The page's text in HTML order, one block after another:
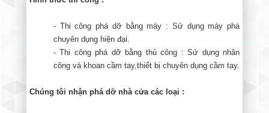
- Thi công phá dỡ bằng máy : Sử dụng máy phá
chuyên dụng hiện đại.
- Thi công phá dỡ bằng thủ công : Sử dụng nhân
công và khoan cầm tay,thiết bị chuyên dụng cầm tay.
Chúng tôi nhận phá dỡ nhà cửa các loại :